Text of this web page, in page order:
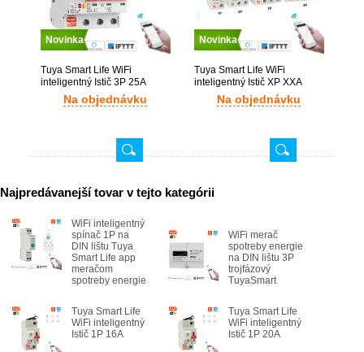
Novinka
Tuya Smart Life WiFi
inteligentný Istič 3P 25A
Na objednávku
Novinka
Tuya Smart Life WiFi
inteligentný Istič XP XXA
podľa požiadavky zákazníka
Na objednávku
Najpredávanejší tovar v tejto kategórii
WiFi inteligentný
spínač 1P na
DIN lištu Tuya
Smart Life app
meračom
spotreby energie
WiFi merač
spotreby energie
na DIN lištu 3P
trojfázový
TuyaSmart
Tuya Smart Life
WiFi inteligentný
Istič 1P 16A
Tuya Smart Life
WiFi inteligentný
Istič 1P 20A